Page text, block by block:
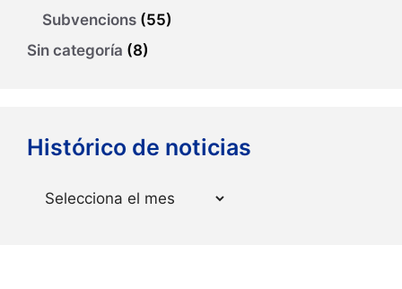
Subvencions (55)
Sin categoría (8)
Histórico de noticias
Arxius